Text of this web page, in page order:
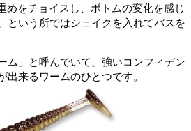
めをチョイスし、ボトムの変化を感じ
という所ではシェイクを入れてバスを
ム」と呼んでいて、強いコンフィデン
出来るワームのひとつです。